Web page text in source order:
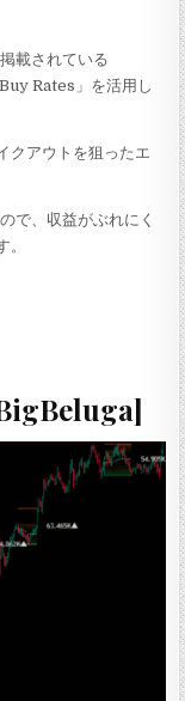
載されている
Rates」を活用し
クアウトを狙ったエ
で、収益がぶれにく
。